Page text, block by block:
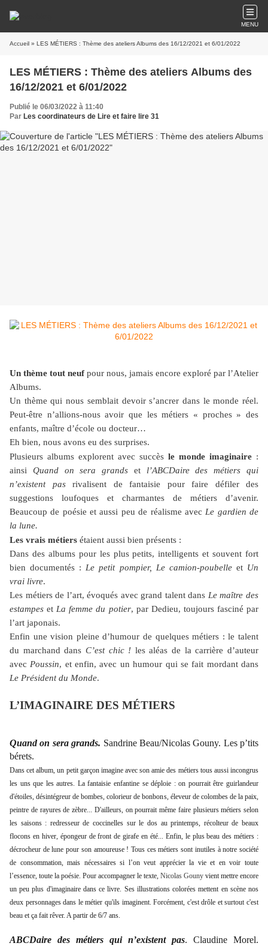
MENU
Accueil » LES MÉTIERS : Thème des ateliers Albums des 16/12/2021 et 6/01/2022
LES MÉTIERS : Thème des ateliers Albums des
16/12/2021 et 6/01/2022
Publié le 06/03/2022 à 11:40
Par Les coordinateurs de Lire et faire lire 31
Un thème tout neufpour nous, jamais encore exploré par l’Atelier
Albums.
Un thème qui nous semblait devoir s’ancrer dans le monde réel.
Peut-être n’allions-nous avoir que les métiers « proches » des
enfants, maître d’école ou docteur…
Eh bien, nous avons eu des surprises.
Plusieurs albums explorent avec succès le monde imaginaire :
ainsi Quand on sera grands etl’ABCDaire des métiers qui
n’existent pas rivalisent de fantaisie pour faire défiler des
suggestions loufoques et charmantes de métiers d’avenir.
Beaucoup de poésie et aussi peu de réalisme avec Le gardien de
la lune.
Les vrais métiers étaient aussi bien présents :
Dans des albums pour les plus petits, intelligents et souvent fort
bien documentés : Le petit pompier, Le camion-poubelleet Un
vrai livre.
Les métiers de l’art, évoqués avec grand talent dans Le maître des
estampes et La femme du potier, par Dedieu, toujours fasciné par
l’art japonais.
Enfin une vision pleine d’humour de quelques métiers : le talent
du marchand dans C’est chic ! les aléas de la carrière d’auteur
avec Poussin, et enfin, avec un humour qui se fait mordant dans
Le Président du Monde.
L’IMAGINAIRE DES MÉTIERS
Quand on sera grands. Sandrine Beau/Nicolas Gouny. Les p’tits
bérets.
Dans cet album, un petit garçon imagine avec son amie des métiers tous aussi incongrus
les uns que les autres. La fantaisie enfantine se déploie : on pourrait être guirlandeur
d'étoiles, désintégreur de bombes, colorieur de bonbons, éleveur de colombes de la paix,
peintre de rayures de zèbre... D'ailleurs, on pourrait même faire plusieurs métiers selon
les saisons : redresseur de coccinelles sur le dos au printemps, récolteur de beaux
flocons en hiver, épongeur de front de girafe en été... Enfin, le plus beau des métiers :
décrocheur de lune pour son amoureuse ! Tous ces métiers sont inutiles à notre société
de consommation, mais nécessaires si l’on veut apprécier la vie et en voir toute
l’essence, toute la poésie. Pour accompagner le texte, Nicolas Gouny vient mettre encore
un peu plus d'imaginaire dans ce livre. Ses illustrations colorées mettent en scène nos
deux personnages dans le métier qu'ils imaginent. Forcément, c'est drôle et surtout c'est
beau et ça fait rêver. A partir de 6/7 ans.
ABCDaire des métiers qui n’existent pas. Claudine Morel.